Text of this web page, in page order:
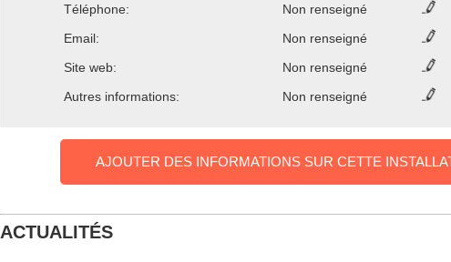
Téléphone:
Non renseigné
Email:
Non renseigné
Site web:
Non renseigné
Autres informations:
Non renseigné
AJOUTER DES INFORMATIONS SUR CETTE
ACTUALITÉS